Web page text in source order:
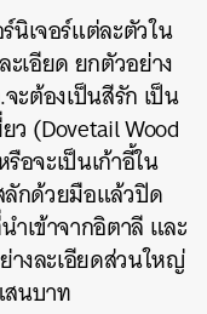
นิเจอร์แต่ละตัวใน
ะเอียด ยกตัวอย่าง
ะต้องเป็นสีรัก เป็น
ว (Dovetail Wood
จะเป็นเก้าอี้ใน
ลักด้วยมือแล้วปิด
เข้าจากอิตาลี และ
างละเอียดส่วนใหญ่
นบาท